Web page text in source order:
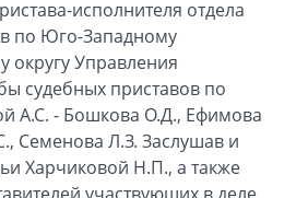
исполнителя отдела
по Юго-Западному
округу Управления
судебных приставов по
А.С. - Бошкова О.Д., Ефимова
Семенова Л.З. Заслушав и
Харчиковой Н.П., а также